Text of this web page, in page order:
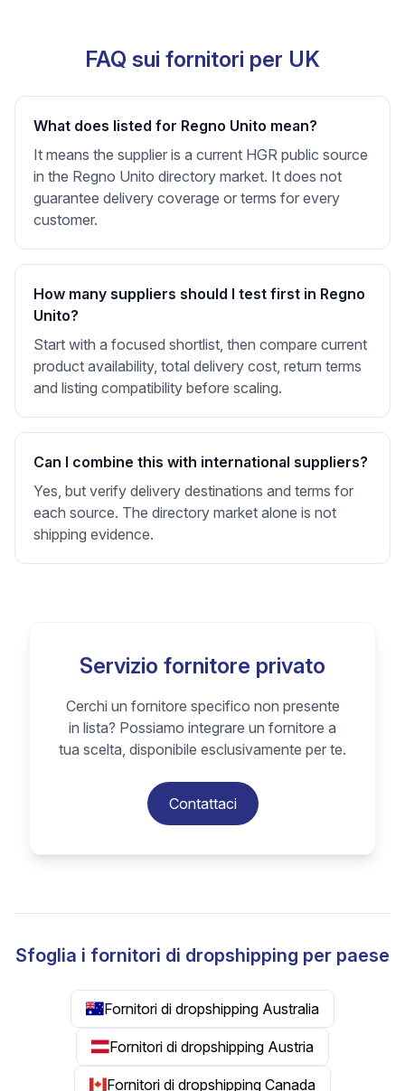
FAQ sui fornitori per UK
What does listed for Regno Unito mean?
It means the supplier is a current HGR public source
in the Regno Unito directory market. It does not
guarantee delivery coverage or terms for every
customer.
How many suppliers should I test first in Regno
Unito?
Start with a focused shortlist, then compare current
product availability, total delivery cost, return terms
and listing compatibility before scaling.
Can I combine this with international suppliers?
Yes, but verify delivery destinations and terms for
each source. The directory market alone is not
shipping evidence.
Servizio fornitore privato
Cerchi un fornitore specifico non presente
in lista? Possiamo integrare un fornitore a
tua scelta, disponibile esclusivamente per te.
Contattaci
Sfoglia i fornitori di dropshipping per paese
Fornitori di dropshipping Australia
Fornitori di dropshipping Austria
Fornitori di dropshipping Canada